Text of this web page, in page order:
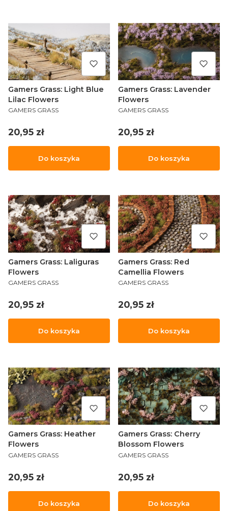
Gamers Grass: Light Blue
Lilac Flowers
PRODUCENT
GAMERS GRASS
Cena
20,95 zł
Do koszyka
Gamers Grass: Lavender
Flowers
PRODUCENT
GAMERS GRASS
Cena
20,95 zł
Do koszyka
Gamers Grass: Laliguras
Flowers
PRODUCENT
GAMERS GRASS
Cena
20,95 zł
Do koszyka
Gamers Grass: Red
Camellia Flowers
PRODUCENT
GAMERS GRASS
Cena
20,95 zł
Do koszyka
Gamers Grass: Heather
Flowers
PRODUCENT
GAMERS GRASS
Cena
20,95 zł
Do koszyka
Gamers Grass: Cherry
Blossom Flowers
PRODUCENT
GAMERS GRASS
Cena
20,95 zł
Do koszyka